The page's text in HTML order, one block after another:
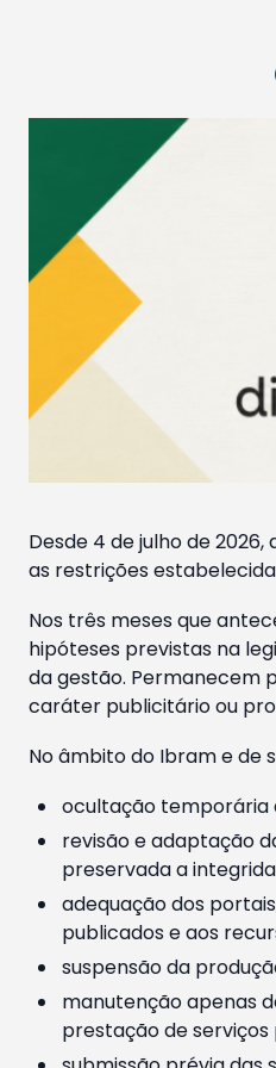
Desde 4 de julho de
as restrições
Nos três meses que
hipóteses previstas na
da gestão. Permanecem
caráter publicitário ou
No âmbito do Ibram e de
ocultação temporária
revisão e adaptação
preservada a
adequação dos
publicados e aos
suspensão da
manutenção apenas
prestação de